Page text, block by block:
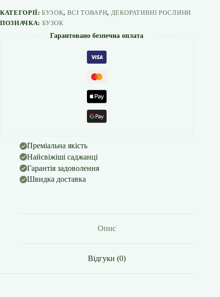
КАТЕГОРІЇ:БУЗОК, ВСІ ТОВАРИ, ДЕКОРАТИВНІ РОСЛИНИ
ПОЗНАЧКА: БУЗОК
Гарантовано безпечна оплата
Преміальна якість
Найсвіжіші саджанці
Гарантія задоволення
Швидка доставка
Опис
Відгуки (0)